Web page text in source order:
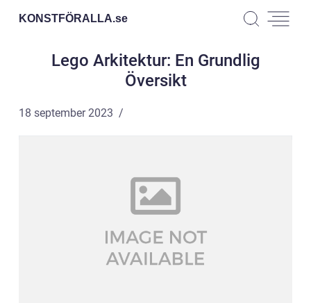
KONSTFÖRALLA.se
Lego Arkitektur: En Grundlig
Översikt
18 september 2023